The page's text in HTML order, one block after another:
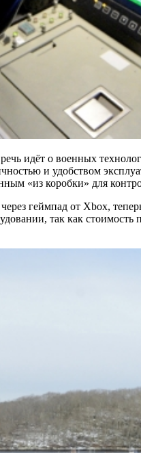
идёт о военных
и удобством
«из коробки» для
геймпад от Xbox,
так как стоимость